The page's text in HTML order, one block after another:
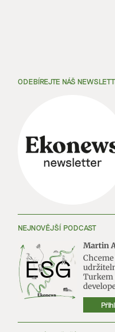
ODEBÍREJTE NÁŠ
NEJNOVĚJŠÍ PODCAST
Martin
Turkem